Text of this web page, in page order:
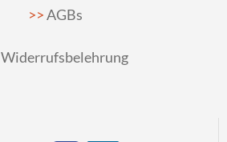
AGBs
Widerrufsbelehrung